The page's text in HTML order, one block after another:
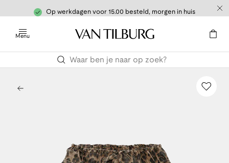
Op werkdagen voor 15.00 besteld, morgen in huis
Menu